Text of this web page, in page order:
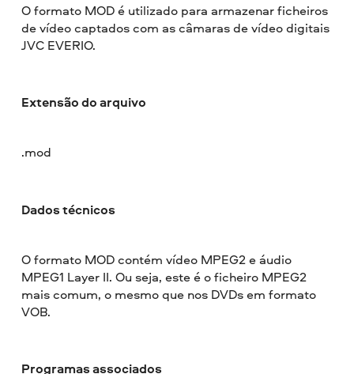
O formato MOD é utilizado para armazenar ficheiros
de vídeo captados com as câmaras de vídeo digitais
JVC EVERIO.
Extensão do arquivo
.mod
Dados técnicos
O formato MOD contém vídeo MPEG2 e áudio
MPEG1 Layer II. Ou seja, este é o ficheiro MPEG2
mais comum, o mesmo que nos DVDs em formato
VOB.
Programas associados